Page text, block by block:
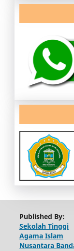
Published By:
Sekolah Tinggi
Agama Islam
Nusantara